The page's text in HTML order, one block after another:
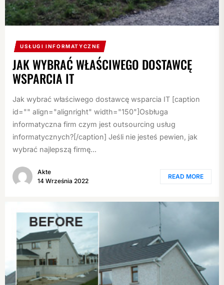
USŁUGI INFORMATYCZNE
JAK WYBRAĆ WŁAŚCIWEGO DOSTAWCĘ
WSPARCIA IT
Jak wybrać właściwego dostawcę wsparcia IT [caption
id="" align="alignright" width="150"]Osbługa
informatyczna firm czym jest outsourcing usług
informatycznych?[/caption] Jeśli nie jesteś pewien, jak
wybrać najlepszą firmę...
Akte
14 Września 2022
READ MORE